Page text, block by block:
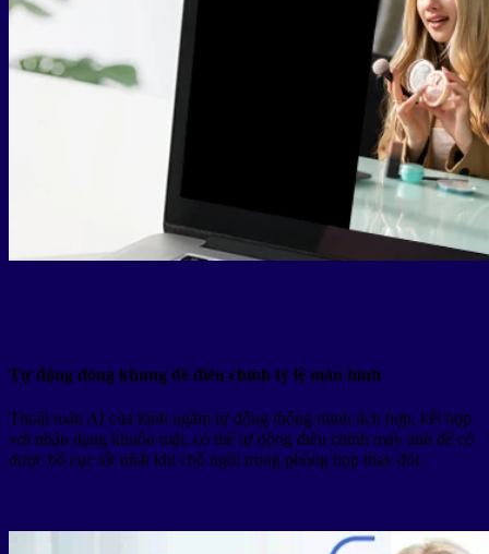
Tự động đóng khung để điều chỉnh tỷ lệ màn hình
Thuật toán AI của kính ngắm tự động thông minh tích hợp, kết hợp
với nhận dạng khuôn mặt, có thể tự động điều chỉnh máy ảnh để có
được bố cục tốt nhất khi chỗ ngồi trong phòng họp thay đổi.